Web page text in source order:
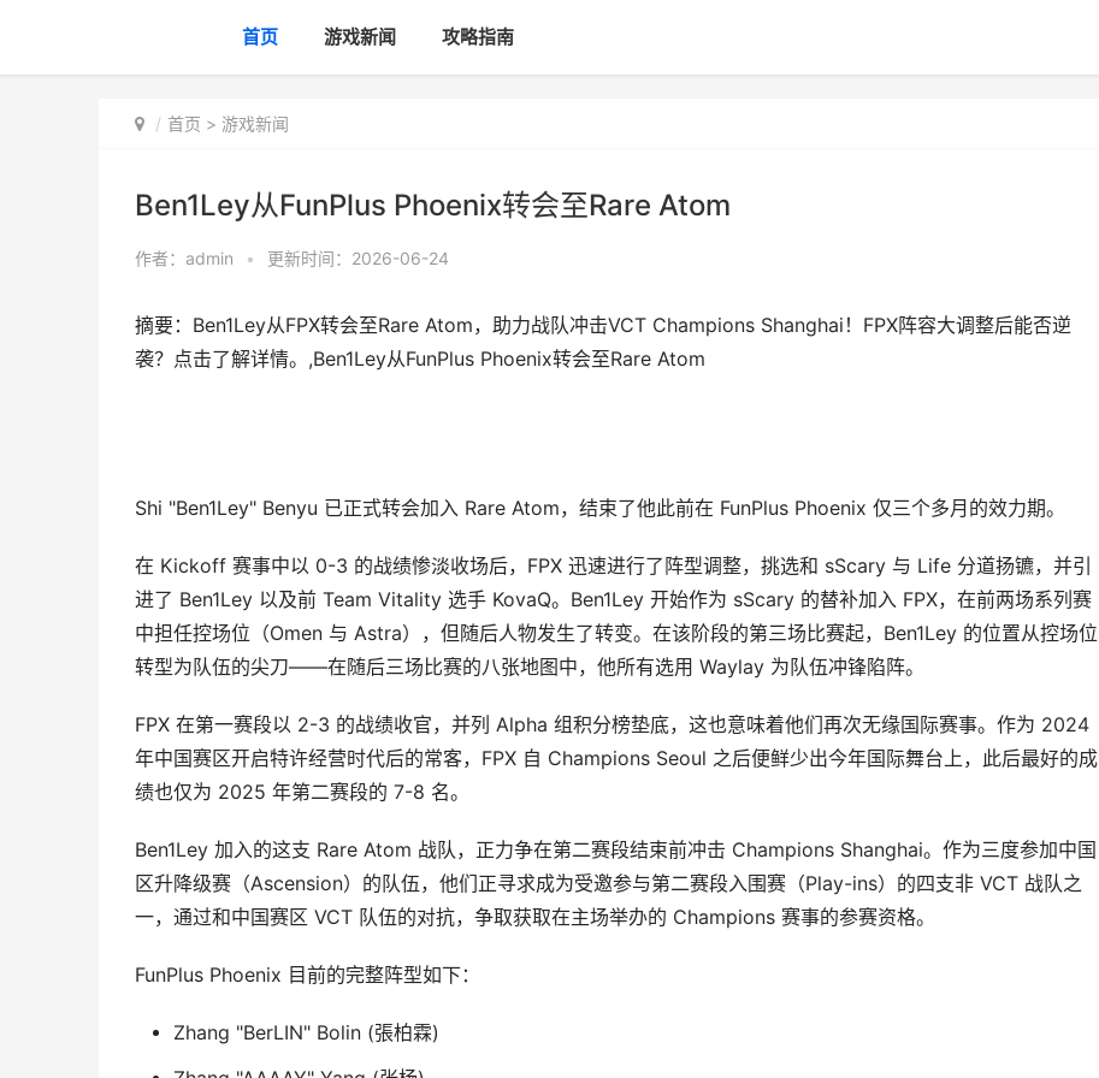
首页 游戏新闻 攻略指南
首页 > 游戏新闻
Ben1Ley从FunPlus Phoenix转会至Rare Atom
作者： admin • 更新时间：2026-06-24
摘要：Ben1Ley从FPX转会至Rare Atom，助力战队冲击VCT Champions Shanghai！FPX阵容大调整后能否逆
袭？点击了解详情。,Ben1Ley从FunPlus Phoenix转会至Rare Atom
Shi "Ben1Ley" Benyu 已正式转会加入 Rare Atom，结束了他此前在 FunPlus Phoenix 仅三个多月的效力期。
在 Kickoff 赛事中以 0-3 的战绩惨淡收场后，FPX 迅速进行了阵型调整，挑选和 sScary 与 Life 分道扬镳，并引
进了 Ben1Ley 以及前 Team Vitality 选手 KovaQ。Ben1Ley 开始作为 sScary 的替补加入 FPX，在前两场系列赛
中担任控场位（Omen 与 Astra），但随后人物发生了转变。在该阶段的第三场比赛起，Ben1Ley 的位置从控场位
转型为队伍的尖刀——在随后三场比赛的八张地图中，他所有选用 Waylay 为队伍冲锋陷阵。
FPX 在第一赛段以 2-3 的战绩收官，并列 Alpha 组积分榜垫底，这也意味着他们再次无缘国际赛事。作为 2024
年中国赛区开启特许经营时代后的常客，FPX 自 Champions Seoul 之后便鲜少出今年国际舞台上，此后最好的成
绩也仅为 2025 年第二赛段的 7-8 名。
Ben1Ley 加入的这支 Rare Atom 战队，正力争在第二赛段结束前冲击 Champions Shanghai。作为三度参加中国
区升降级赛（Ascension）的队伍，他们正寻求成为受邀参与第二赛段入围赛（Play-ins）的四支非 VCT 战队之
一，通过和中国赛区 VCT 队伍的对抗，争取获取在主场举办的 Champions 赛事的参赛资格。
FunPlus Phoenix 目前的完整阵型如下：
Zhang "BerLIN" Bolin (張柏霖)